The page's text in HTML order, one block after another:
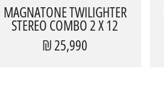
MAGNATONE TWILIGHTER
STEREO COMBO 2 X 12
25,990 ₪